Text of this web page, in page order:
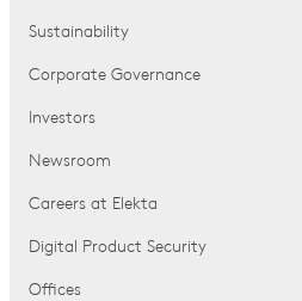
Sustainability
Corporate Governance
Investors
Newsroom
Careers at Elekta
Digital Product Security
Offices